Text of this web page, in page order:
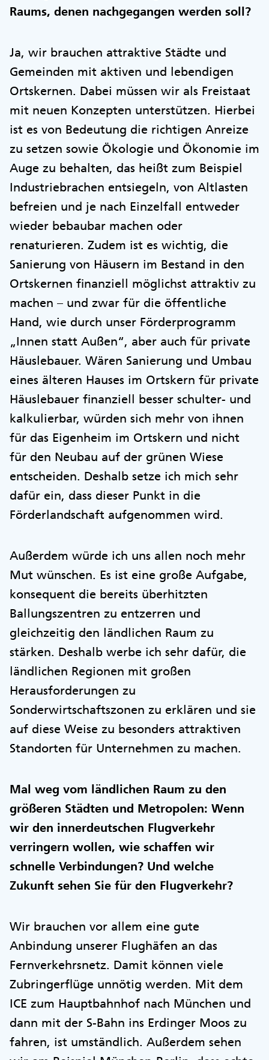
Raums, denen nachgegangen werden soll?
Ja, wir brauchen attraktive Städte und
Gemeinden mit aktiven und lebendigen
Ortskernen. Dabei müssen wir als Freistaat
mit neuen Konzepten unterstützen. Hierbei
ist es von Bedeutung die richtigen Anreize
zu setzen sowie Ökologie und Ökonomie im
Auge zu behalten, das heißt zum Beispiel
Industriebrachen entsiegeln, von Altlasten
befreien und je nach Einzelfall entweder
wieder bebaubar machen oder
renaturieren. Zudem ist es wichtig, die
Sanierung von Häusern im Bestand in den
Ortskernen finanziell möglichst attraktiv zu
machen – und zwar für die öffentliche
Hand, wie durch unser Förderprogramm
„Innen statt Außen“, aber auch für private
Häuslebauer. Wären Sanierung und Umbau
eines älteren Hauses im Ortskern für private
Häuslebauer finanziell besser schulter- und
kalkulierbar, würden sich mehr von ihnen
für das Eigenheim im Ortskern und nicht
für den Neubau auf der grünen Wiese
entscheiden. Deshalb setze ich mich sehr
dafür ein, dass dieser Punkt in die
Förderlandschaft aufgenommen wird.
Außerdem würde ich uns allen noch mehr
Mut wünschen. Es ist eine große Aufgabe,
konsequent die bereits überhitzten
Ballungszentren zu entzerren und
gleichzeitig den ländlichen Raum zu
stärken. Deshalb werbe ich sehr dafür, die
ländlichen Regionen mit großen
Herausforderungen zu
Sonderwirtschaftszonen zu erklären und sie
auf diese Weise zu besonders attraktiven
Standorten für Unternehmen zu machen.
Mal weg vom ländlichen Raum zu den
größeren Städten und Metropolen: Wenn
wir den innerdeutschen Flugverkehr
verringern wollen, wie schaffen wir
schnelle Verbindungen? Und welche
Zukunft sehen Sie für den Flugverkehr?
Wir brauchen vor allem eine gute
Anbindung unserer Flughäfen an das
Fernverkehrsnetz. Damit können viele
Zubringerflüge unnötig werden. Mit dem
ICE zum Hauptbahnhof nach München und
dann mit der S-Bahn ins Erdinger Moos zu
fahren, ist umständlich. Außerdem sehen